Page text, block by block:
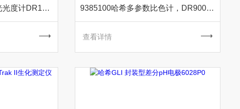
DR1900哈希手持式分光光度计DR1900-05C 9385100哈希多参数比色计，DR900分光光度计
查看详情